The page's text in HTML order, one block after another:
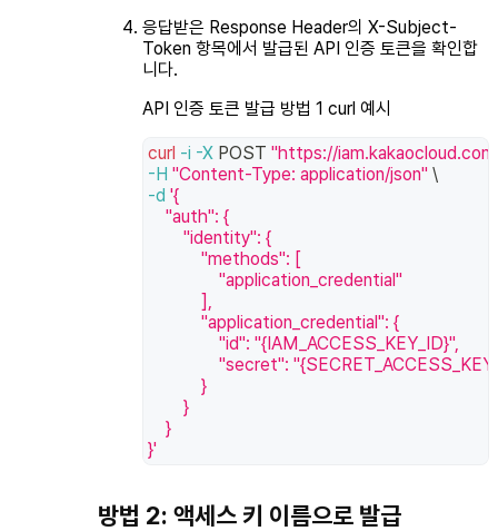
응답받은 Response Header의 X-Subject-
Token 항목에서 발급된 API 인증 토큰을 확인합
니다.
API 인증 토큰 발급 방법 1 curl 예시
curl -i -X POST "https://
-H "Content-Type: application/json" \
-d '{
    "auth": {
        "identity": {
            "methods": [
                "application_credential"
            ],
            "application_credential": {
                "id": "{IAM_ACCESS_KEY_ID}",
"secret":
            }
        }
    }
}'
방법 2: 액세스 키 이름으로 발급